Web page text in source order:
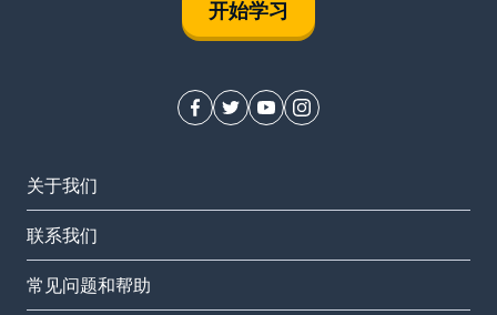
开始学习
关于我们
联系我们
常见问题和帮助